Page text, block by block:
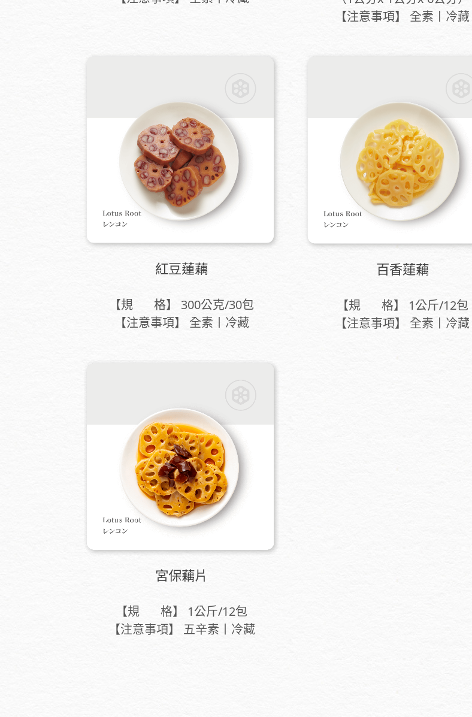
【注意事項】 全素丨冷藏
紅豆蓮藕
【規 格】 300公克/30包
【注意事項】 全素丨冷藏
百香蓮藕
【規 格】 1公斤/12包
【注意事項】 全素丨冷藏
宮保藕片
【規 格】 1公斤/12包
【注意事項】 五辛素丨冷藏